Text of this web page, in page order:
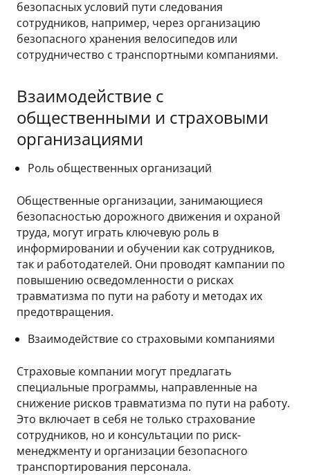
безопасных условий пути следования
сотрудников, например, через организацию
безопасного хранения велосипедов или
сотрудничество с транспортными компаниями.
Взаимодействие с
общественными и страховыми
организациями
Роль общественных организаций
Общественные организации, занимающиеся
безопасностью дорожного движения и охраной
труда, могут играть ключевую роль в
информировании и обучении как сотрудников,
так и работодателей. Они проводят кампании по
повышению осведомленности о рисках
травматизма по пути на работу и методах их
предотвращения.
Взаимодействие со страховыми компаниями
Страховые компании могут предлагать
специальные программы, направленные на
снижение рисков травматизма по пути на работу.
Это включает в себя не только страхование
сотрудников, но и консультации по риск-
менеджменту и организации безопасного
транспортирования персонала.